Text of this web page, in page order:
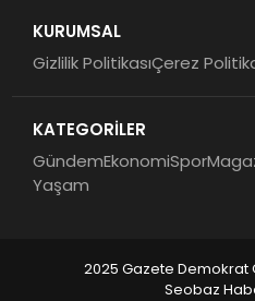
KURUMSAL
Gizlilik PolitikasıÇerez
KATEGORİLER
GündemEkonomiSpor
Yaşam
2025 Gazete Demokrat
Seobaz